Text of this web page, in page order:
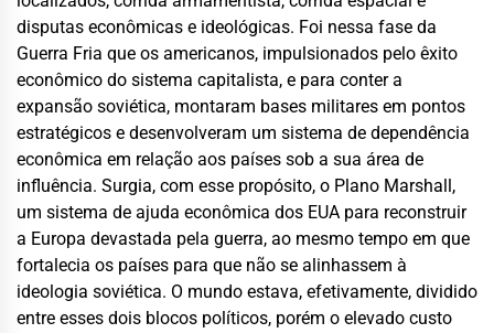
disputas econômicas e ideológicas. Foi nessa fase da
Guerra Fria que os americanos, impulsionados pelo êxito
econômico do sistema capitalista, e para conter a
expansão soviética, montaram bases militares em pontos
estratégicos e desenvolveram um sistema de dependência
econômica em relação aos países sob a sua área de
influência. Surgia, com esse propósito, o Plano Marshall ,
um sistema de ajuda econômica dos EUA para reconstruir
a Europa devastada pela guerra, ao mesmo tempo em que
fortalecia os países para que não se alinhassem à
ideologia soviética. O mundo estava, efetivamente, dividido
entre esses dois blocos políticos, porém o elevado custo